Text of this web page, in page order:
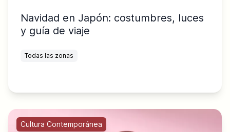
Navidad en Japón: costumbres, luces
y guía de viaje
Todas las zonas
Cultura Contemporánea